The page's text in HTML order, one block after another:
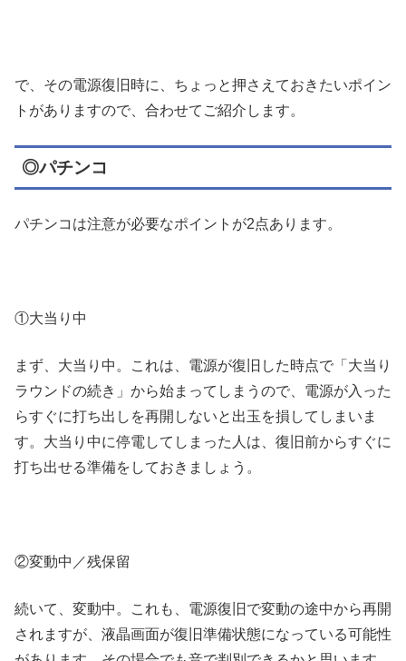
で、その電源復旧時に、ちょっと押さえておきたいポイン
トがありますので、合わせてご紹介します。
◎パチンコ
パチンコは注意が必要なポイントが2点あります。
①大当り中
まず、大当り中。これは、電源が復旧した時点で「大当り
ラウンドの続き」から始まってしまうので、電源が入った
らすぐに打ち出しを再開しないと出玉を損してしまいま
す。大当り中に停電してしまった人は、復旧前からすぐに
打ち出せる準備をしておきましょう。
②変動中／残保留
続いて、変動中。これも、電源復旧で変動の途中から再開
されますが、液晶画面が復旧準備状態になっている可能性